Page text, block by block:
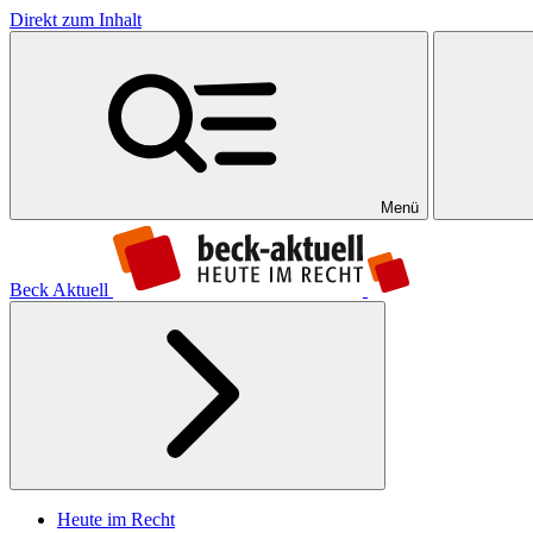
Direkt zum Inhalt
Menü
Beck Aktuell
Heute im Recht